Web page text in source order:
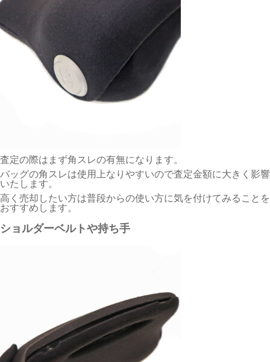
査定の際はまず角スレの有無になります。
バッグの角スレは使用上なりやすいので査定金額に大きく影響
いたします。
高く売却したい方は普段からの使い方に気を付けてみることを
おすすめします。
ショルダーベルトや持ち手